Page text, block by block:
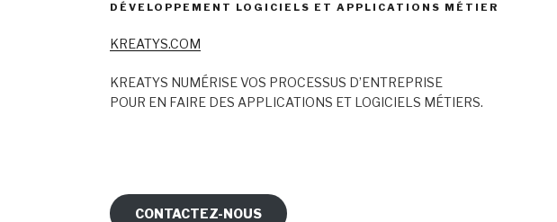
DÉVELOPPEMENT LOGICIELS ET APPLICATIONS MÉTIER
KREATYS.COM
KREATYS NUMÉRISE VOS PROCESSUS D’ENTREPRISE
POUR EN FAIRE DES APPLICATIONS ET LOGICIELS MÉTIERS.
CONTACTEZ-NOUS